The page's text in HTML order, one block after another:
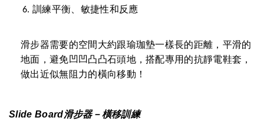
訓練平衡、敏捷性和反應
滑步器需要的空間大約跟瑜珈墊一樣長的距離，平滑的
地面，避免凹凹凸凸石頭地，搭配專用的抗靜電鞋套，
做出近似無阻力的橫向移動！
Slide Board滑步器－橫移訓練